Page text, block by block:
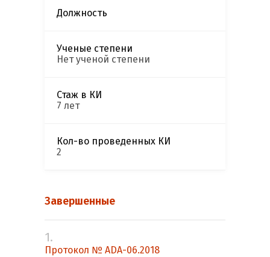
Должность
Ученые степени
Нет ученой степени
Стаж в КИ
7 лет
Кол-во проведенных КИ
2
Завершенные
1.
Протокол № ADA-06.2018